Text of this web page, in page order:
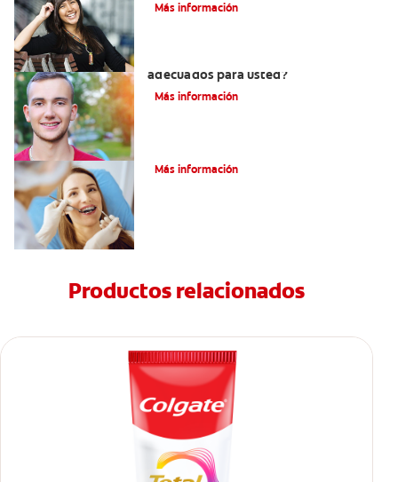
Más información
adecuados para usted?
Más información
Más información
Productos relacionados